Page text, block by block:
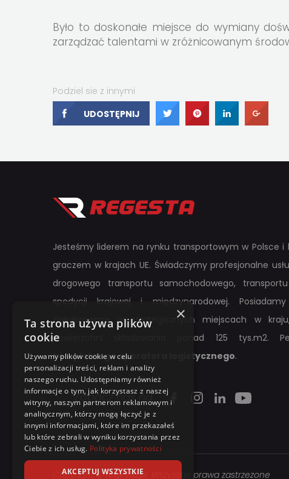
Było to doskonałe miejsce do wymiany
zarządzać talentami w zróżnicowanym
Podziel sie z innymi
UDOSTĘPNIJ
UDOSTĘPNIJUDOSTĘPNIJ
Jesteśmy liderem na rynku transportowym w Polsce i
graczem w krajach UE. Świadczymy profesjonalne
drogowego transportu samochodowego,
spedycji krajowej i międzynarodowej.
zlokalizowane w strategicznych miejscach w
powierzchni składowania ponad 125 tys.m2.
kompletnego operatora logistycznego.
Zobacz nas na
Copyright ©regesta.pl . Wszystkie prawa zastrzezone
×
Ta strona używa plików
cookie
Używamy plików cookie w celu
personalizacji treści, reklam i analizy
naszego ruchu. Udostępniamy również
informacje o tym, jak korzystasz z naszej
witryny, naszym partnerom reklamowym i
analitycznym, którzy mogą łączyć je z
innymi informacjami, które im przekazałeś
lub które zebrali w wyniku korzystania przez
Ciebie z ich usług. Polityka prywatności
AKCEPTUJ WSZYSTKIE